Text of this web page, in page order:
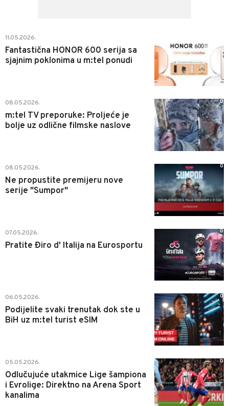
11.05.2026.
Fantastična HONOR 600 serija sa
sjajnim poklonima u m:tel ponudi
08.05.2026.
m:tel TV preporuke: Proljeće je
bolje uz odlične filmske naslove
0
08.05.2026.
Ne propustite premijeru nove
serije "Sumpor"
0
07.05.2026.
Pratite Điro d' Italija na Eurosportu
0
06.05.2026.
Podijelite svaki trenutak dok ste u
BiH uz m:tel turist eSIM
0
05.05.2026.
Odlučujuće utakmice Lige šampiona
i Evrolige: Direktno na Arena Sport
kanalima
0